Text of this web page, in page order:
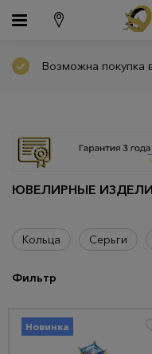
Возможна покупка
ЮВЕЛИРНЫЕ
Кольца Серьги
Фильтр
Новинка